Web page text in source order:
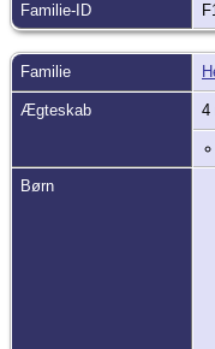
Familie-ID
Familie
Ægteskab 4
Børn